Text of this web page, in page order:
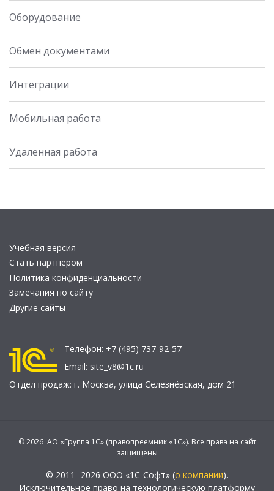
Оборудование
Обмен документами
Интеграции
Мобильная работа
Удаленная работа
Учебная версия
Стать партнером
Политика конфиденциальности
Замечания по сайту
Другие сайты
Телефон: +7 (495) 737-92-57
Email: site_v8@1c.ru
Отдел продаж: г. Москва, улица Селезнёвская, дом 21
© 2026 АО «Группа 1С» (правопреемник «1С»). Все права на сайт
защищены
© 2011- 2026 ООО «1С-Софт» (о компании).
Исключительное право на технологическую платформу